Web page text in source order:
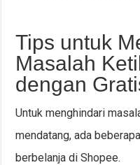
Tips untuk
Masalah
dengan
Untuk menghindari
mendatang, ada
berbelanja di Shopee.